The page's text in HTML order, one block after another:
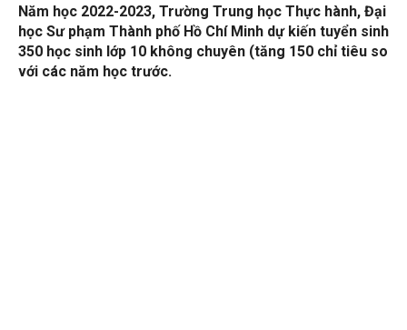
Năm học 2022-2023, Trường Trung học Thực hành, Đại
học Sư phạm Thành phố Hồ Chí Minh dự kiến tuyển sinh
350 học sinh lớp 10 không chuyên (tăng 150 chỉ tiêu so
với các năm học trước.